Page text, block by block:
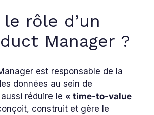
rôle d’un
Manager ?
est responsable de la
données au sein de
aussi réduire le « time-to-value
conçoit, construit et gère le